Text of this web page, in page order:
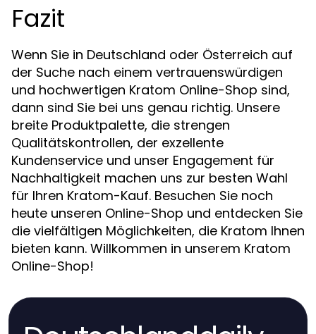
Fazit
Wenn Sie in Deutschland oder Österreich auf
der Suche nach einem vertrauenswürdigen
und hochwertigen Kratom Online-Shop sind,
dann sind Sie bei uns genau richtig. Unsere
breite Produktpalette, die strengen
Qualitätskontrollen, der exzellente
Kundenservice und unser Engagement für
Nachhaltigkeit machen uns zur besten Wahl
für Ihren Kratom-Kauf. Besuchen Sie noch
heute unseren Online-Shop und entdecken Sie
die vielfältigen Möglichkeiten, die Kratom Ihnen
bieten kann. Willkommen in unserem Kratom
Online-Shop!